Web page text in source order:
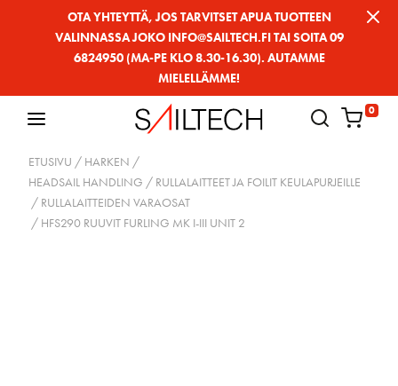
OTA YHTEYTTÄ, JOS TARVITSET APUA TUOTTEEN
VALINNASSA JOKO INFO@SAILTECH.FI TAI SOITA 09
6824950 (MA-PE KLO 8.30-16.30). AUTAMME
MIELELLÄMME!
0
ETUSIVU / HARKEN /
HEADSAIL HANDLING / RULLALAITTEET JA FOILIT KEULAPURJEILLE
/ RULLALAITTEIDEN VARAOSAT
/ HFS290 RUUVIT FURLING MK I-III UNIT 2